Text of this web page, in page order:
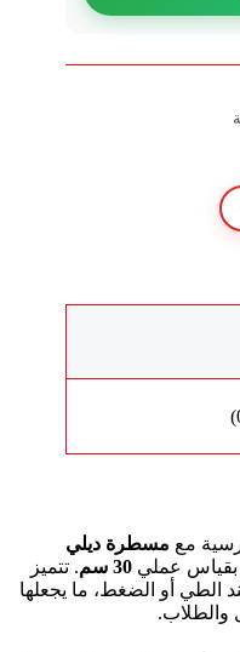
مع مسطرة ديلي
بقياس عملي 30 سم
. تتميز
الطي أو الضغط، ما يجعلها
والطلاب.